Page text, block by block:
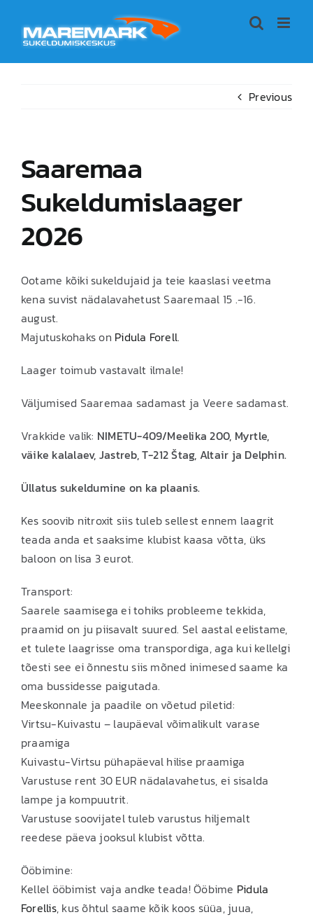
content
Previous
Saaremaa
Sukeldumislaager
2026
Ootame kõiki sukeldujaid ja teie kaaslasi veetma
kena suvist nädalavahetust Saaremaal 15 .-16.
august.
Majutuskohaks on Pidula Forell.
Laager toimub vastavalt ilmale!
Väljumised Saaremaa sadamast ja Veere sadamast.
Vrakkide valik: NIMETU-409/Meelika 200, Myrtle,
väike kalalaev, Jastreb, T-212 Štag, Altair ja Delphin.
Üllatus sukeldumine on ka plaanis.
Kes soovib nitroxit siis tuleb sellest ennem laagrit
teada anda et saaksime klubist kaasa võtta, üks
baloon on lisa 3 eurot.
Transport:
Saarele saamisega ei tohiks probleeme tekkida,
praamid on ju piisavalt suured. Sel aastal eelistame,
et tulete laagrisse oma transpordiga, aga kui kellelgi
tõesti see ei õnnestu siis mõned inimesed saame ka
oma bussidesse paigutada.
Meeskonnale ja paadile on võetud piletid:
Virtsu-Kuivastu – laupäeval võimalikult varase
praamiga
Kuivastu-Virtsu pühapäeval hilise praamiga
Varustuse rent 30 EUR nädalavahetus, ei sisalda
lampe ja kompuutrit.
Varustuse soovijatel tuleb varustus hiljemalt
reedese päeva jooksul klubist võtta.
Ööbimine:
Kellel ööbimist vaja andke teada! Ööbime Pidula
Forellis, kus õhtul saame kõik koos süüa, juua,